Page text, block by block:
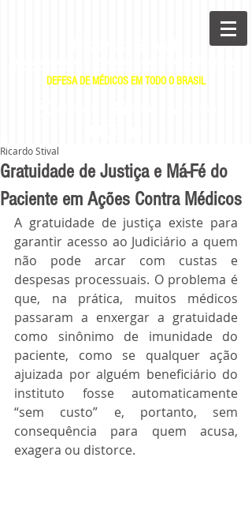
DEFESA DE MÉDICOS EM TODO O BRASIL
Gratuidade de Justiça e Má-Fé do
Paciente em Ações Contra Médicos
Ricardo Stival
A gratuidade de justiça existe para
garantir acesso ao Judiciário a quem
não pode arcar com custas e
despesas processuais. O problema é
que, na prática, muitos médicos
passaram a enxergar a gratuidade
como sinônimo de imunidade do
paciente, como se qualquer ação
ajuizada por alguém beneficiário do
instituto fosse automaticamente
“sem custo” e, portanto, sem
consequência para quem acusa,
exagera ou distorce.